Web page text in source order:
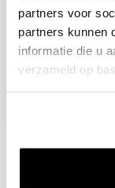
partners voor
partners kunnen
informatie die u
verzameld op